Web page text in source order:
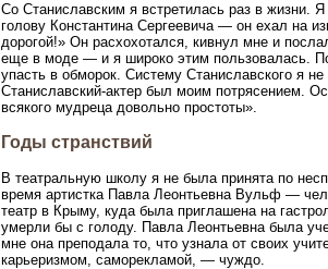
Со Станиславским я встретилась раз в жизни.
голову Константина Сергеевича — он ехал на
дорогой!» Он расхохотался, кивнул мне и
еще в моде — и я широко этим пользовалась.
упасть в обморок. Систему Станиславского я
Станиславский-актер был моим потрясением.
всякого мудреца довольно простоты».
Годы странствий
В театральную школу я не была принята по
время артистка Павла Леонтьевна Вульф —
театр в Крыму, куда была приглашена на
умерли бы с голоду. Павла Леонтьевна была
мне она преподала то, что узнала от своих
карьеризмом, саморекламой, — чуждо.